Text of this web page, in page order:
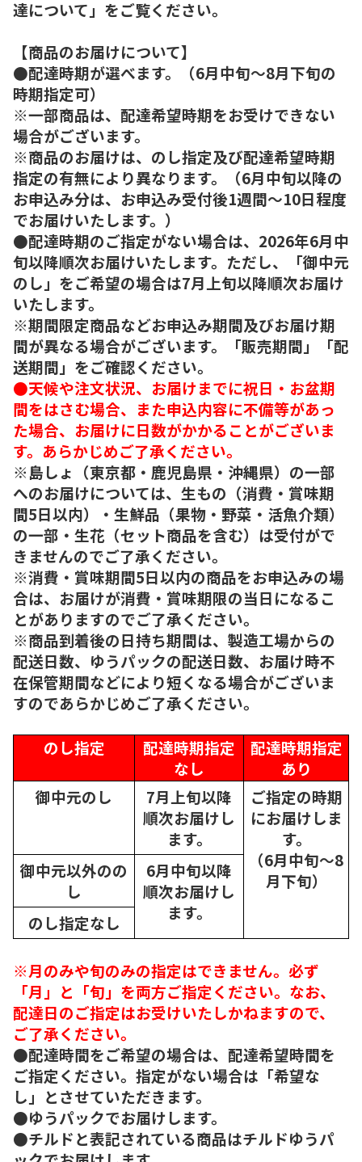
達について」をご覧ください。
【商品のお届けについて】
●配達時期が選べます。（6月中旬～8月下旬の
時期指定可）
※一部商品は、配達希望時期をお受けできない
場合がございます。
※商品のお届けは、のし指定及び配達希望時期
指定の有無により異なります。（6月中旬以降の
お申込み分は、お申込み受付後1週間～10日程度
でお届けいたします。）
●配達時期のご指定がない場合は、2026年6月中
旬以降順次お届けいたします。ただし、「御中元
のし」をご希望の場合は7月上旬以降順次お届け
いたします。
※期間限定商品などお申込み期間及びお届け期
間が異なる場合がございます。「販売期間」「配
送期間」をご確認ください。
●天候や注文状況、お届けまでに祝日・お盆期
間をはさむ場合、また申込内容に不備等があっ
た場合、お届けに日数がかかることがございま
す。あらかじめご了承ください。
※島しょ（東京都・鹿児島県・沖縄県）の一部
へのお届けについては、生もの（消費・賞味期
間5日以内）・生鮮品（果物・野菜・活魚介類）
の一部・生花（セット商品を含む）は受付がで
きませんのでご了承ください。
※消費・賞味期間5日以内の商品をお申込みの場
合は、お届けが消費・賞味期限の当日になるこ
とがありますのでご了承ください。
※商品到着後の日持ち期間は、製造工場からの
配送日数、ゆうパックの配送日数、お届け時不
在保管期間などにより短くなる場合がございま
すのであらかじめご了承ください。
のし指定
配達時期指定
なし
配達時期指定
あり
御中元のし
7月上旬以降
順次お届けし
ます。
ご指定の時期
にお届けしま
す。
（6月中旬～8
月下旬）
御中元以外のの
し
6月中旬以降
順次お届けし
ます。
のし指定なし
※月のみや旬のみの指定はできません。必ず
「月」と「旬」を両方ご指定ください。なお、
配達日のご指定はお受けいたしかねますので、
ご了承ください。
●配達時間をご希望の場合は、配達希望時間を
ご指定ください。指定がない場合は「希望な
し」とさせていただきます。
●ゆうパックでお届けします。
●チルドと表記されている商品はチルドゆうパ